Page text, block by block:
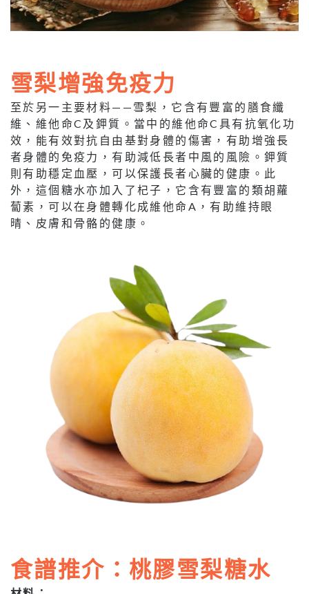
雪梨增強免疫力
至於另一主要材料——雪梨，它含有豐富的膳食纖
維、維他命C及鉀質。當中的維他命C具有抗氧化功
效，能有效對抗自由基對身體的傷害，有助增強長
者身體的免疫力，有助減低長者中風的風險。鉀質
則有助穩定血壓，可以保護長者心臟的健康。此
外，這個糖水亦加入了杞子，它含有豐富的類胡蘿
蔔素，可以在身體轉化成維他命A，有助維持眼
晴、皮膚和骨骼的健康。
食譜推介：桃膠雪梨糖水